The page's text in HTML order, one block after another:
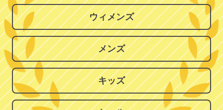
ウィメンズ
メンズ
キッズ